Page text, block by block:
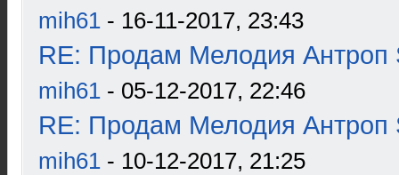
mih61 - 16-11-2017, 23:43
RE: Продам Мелодия Антроп
mih61 - 05-12-2017, 22:46
RE: Продам Мелодия Антроп
mih61 - 10-12-2017, 21:25